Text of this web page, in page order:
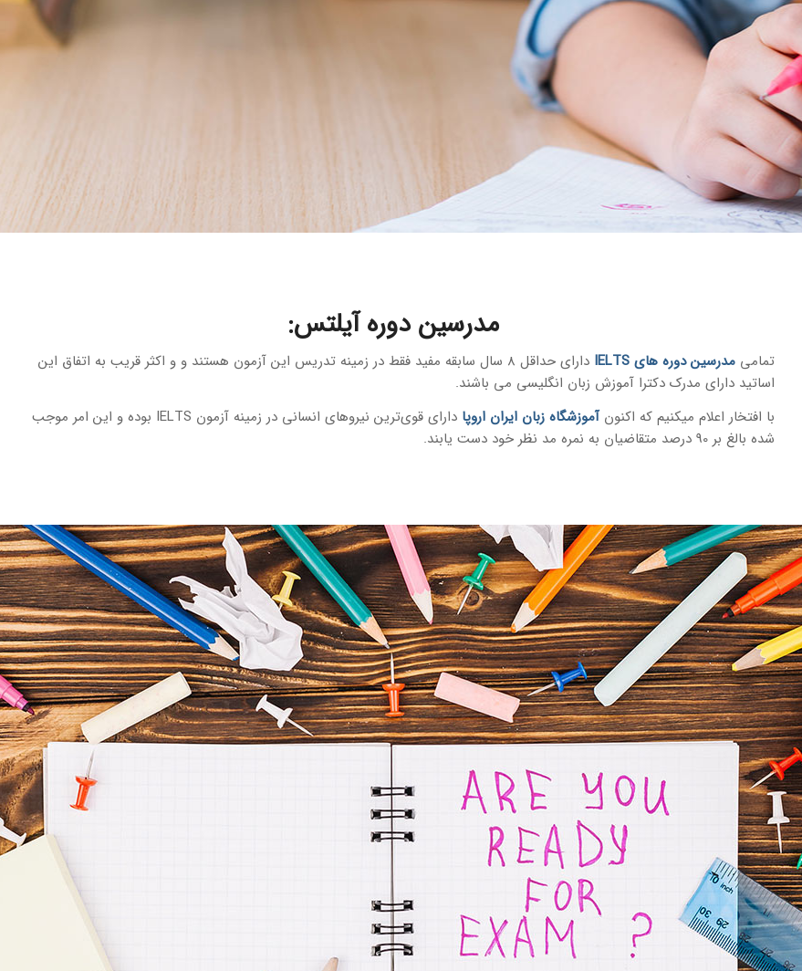
مدرسین دوره‌ آیلتس:
تمامی مدرسین دوره های IELTS
دارای حداقل 8 سال سابقه مفید فقط در زمینه تدریس این آزمون هستند و و اکثر قریب به اتفاق این
اساتید دارای مدرک دکترا آموزش زبان انگلیسی می باشند.
با افتخار اعلام میکنیم که اکنونآموزشگاه زبان ایران اروپا
دارای قوی‌ترین نیروهای انسانی در زمینه آزمون IELTS بوده و این امر موجب
شده بالغ بر 90 درصد متقاضیان به نمره مد نظر خود دست یابند.